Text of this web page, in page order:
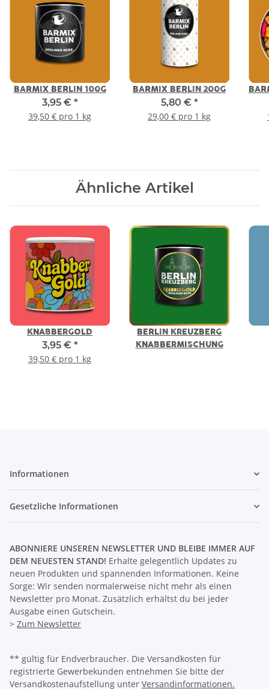
BARMIX BERLIN 100G
3,95 € *
39,50 € pro 1 kg
BARMIX BERLIN 200G
5,80 € *
29,00 € pro 1 kg
Ähnliche Artikel
KNABBERGOLD
3,95 € *
39,50 € pro 1 kg
BERLIN KREUZBERG
KNABBERMISCHUNG
Informationen
Gesetzliche Informationen
ABONNIERE UNSEREN NEWSLETTER UND BLEIBE IMMER AUF
DEM NEUESTEN STAND! Erhalte gelegentlich Updates zu
neuen Produkten und spannenden Informationen. Keine
Sorge: Wir senden normalerweise nicht mehr als einen
Newsletter pro Monat. Zusätzlich erhältst du bei jeder
Ausgabe einen Gutschein.
> Zum Newsletter
** gültig für Endverbraucher. Die Versandkosten für
registrierte Gewerbekunden entnehmen Sie bitte der
Versandkostenaufstellung unter Versandinformationen.